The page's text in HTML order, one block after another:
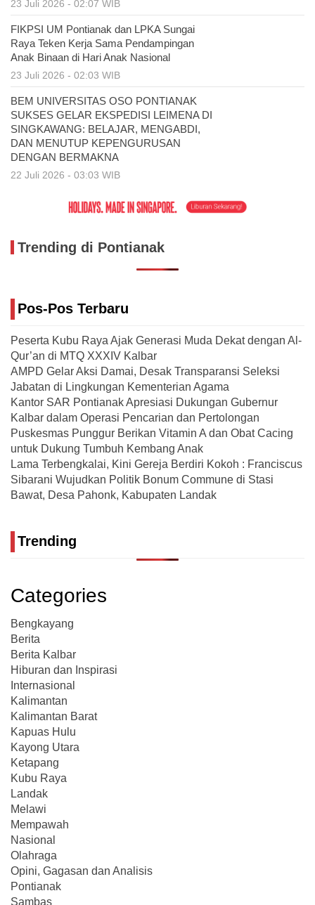
23 Juli 2026 - 02:07 WIB
FIKPSI UM Pontianak dan LPKA Sungai
Raya Teken Kerja Sama Pendampingan
Anak Binaan di Hari Anak Nasional
23 Juli 2026 - 02:03 WIB
BEM UNIVERSITAS OSO PONTIANAK
SUKSES GELAR EKSPEDISI LEIMENA DI
SINGKAWANG: BELAJAR, MENGABDI,
DAN MENUTUP KEPENGURUSAN
DENGAN BERMAKNA
22 Juli 2026 - 03:03 WIB
Trending di Pontianak
Pos-Pos Terbaru
Peserta Kubu Raya Ajak Generasi Muda Dekat dengan Al-
Qur’an di MTQ XXXIV Kalbar
AMPD Gelar Aksi Damai, Desak Transparansi Seleksi
Jabatan di Lingkungan Kementerian Agama
Kantor SAR Pontianak Apresiasi Dukungan Gubernur
Kalbar dalam Operasi Pencarian dan Pertolongan
Puskesmas Punggur Berikan Vitamin A dan Obat Cacing
untuk Dukung Tumbuh Kembang Anak
Lama Terbengkalai, Kini Gereja Berdiri Kokoh : Franciscus
Sibarani Wujudkan Politik Bonum Commune di Stasi
Bawat, Desa Pahonk, Kabupaten Landak
Trending
Categories
Bengkayang
Berita
Berita Kalbar
Hiburan dan Inspirasi
Internasional
Kalimantan
Kalimantan Barat
Kapuas Hulu
Kayong Utara
Ketapang
Kubu Raya
Landak
Melawi
Mempawah
Nasional
Olahraga
Opini, Gagasan dan Analisis
Pontianak
Sambas